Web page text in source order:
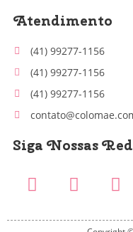
Atendimento
(41) 99277-1156
(41) 99277-1156
(41) 99277-1156
Siga Nossas